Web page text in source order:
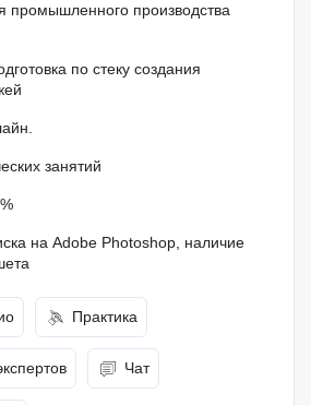
промышленного производства
по стеку создания
занятий
на Adobe Photoshop, наличие
Практика
Чат